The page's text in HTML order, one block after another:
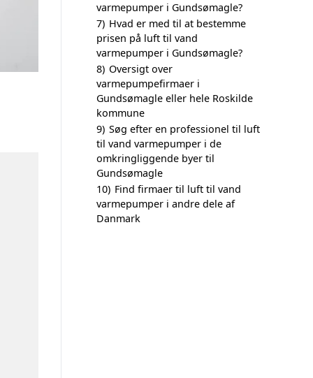
varmepumper i Gundsømagle?
7) Hvad er med til at bestemme
prisen på luft til vand
varmepumper i Gundsømagle?
8) Oversigt over
varmepumpefirmaer i
Gundsømagle eller hele Roskilde
kommune
9) Søg efter en professionel til luft
til vand varmepumper i de
omkringliggende byer til
Gundsømagle
10) Find firmaer til luft til vand
varmepumper i andre dele af
Danmark